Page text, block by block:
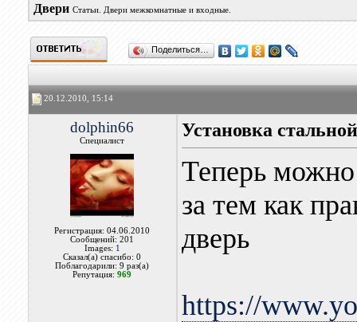
Двери Статьи. Двери межкомнатные и входные.
Поделиться…
20.12.2010, 15:14
dolphin66
Специалист
Регистрация: 04.06.2010
Сообщений: 201
Images: 1
Сказал(а) спасибо: 0
Поблагодарили: 9 раз(а)
Репутация:969
Установка
Теперь
за тем как
дверь
https://